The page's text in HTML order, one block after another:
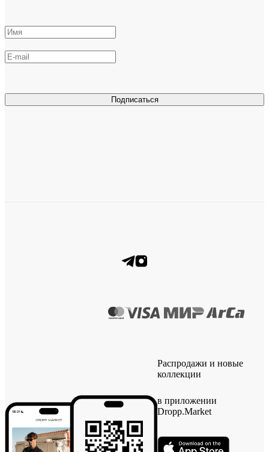
Подписаться
Распродажи и новые
коллекции
в приложении
Dropp.Market